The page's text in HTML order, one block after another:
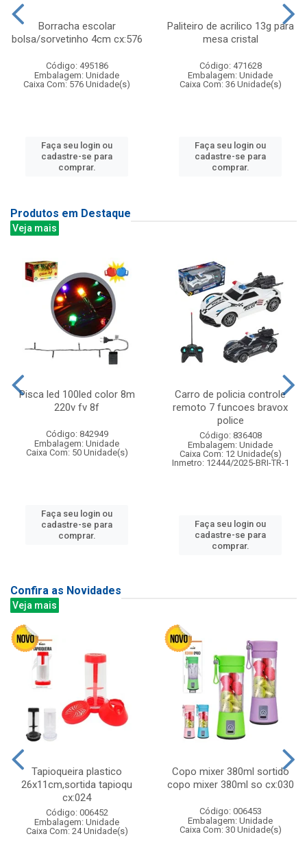
Borracha escolar
bolsa/sorvetinho 4cm cx:576
Código: 495186
Embalagem: Unidade
Caixa Com: 576 Unidade(s)
Faça seu login ou
cadastre-se para
comprar.
Paliteiro de acrilico 13g para
mesa cristal
Código: 471628
Embalagem: Unidade
Caixa Com: 36 Unidade(s)
Faça seu login ou
cadastre-se para
comprar.
Produtos em Destaque
Veja mais
Pisca led 100led color 8m
220v fv 8f
Código: 842949
Embalagem: Unidade
Caixa Com: 50 Unidade(s)
Faça seu login ou
cadastre-se para
comprar.
Carro de policia controle
remoto 7 funcoes bravox
police
Código: 836408
Embalagem: Unidade
Caixa Com: 12 Unidade(s)
Inmetro: 12444/2025-BRI-TR-1
Faça seu login ou
cadastre-se para
comprar.
Confira as Novidades
Veja mais
Tapioqueira plastico
26x11cm,sortida tapioqu
cx:024
Código: 006452
Embalagem: Unidade
Caixa Com: 24 Unidade(s)
Copo mixer 380ml sortido
copo mixer 380ml so cx:030
Código: 006453
Embalagem: Unidade
Caixa Com: 30 Unidade(s)